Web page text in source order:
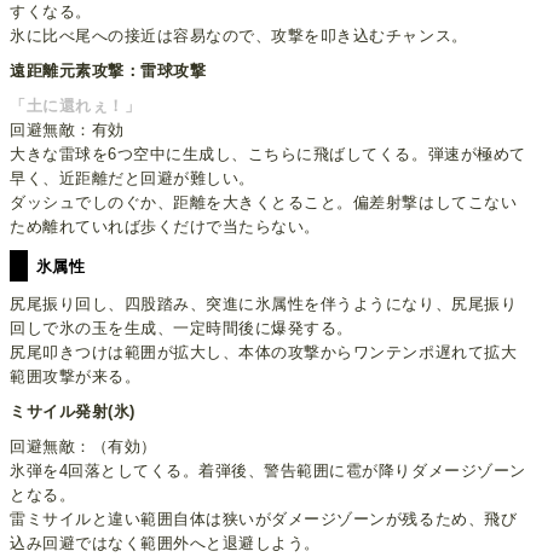
すくなる。
氷に比べ尾への接近は容易なので、攻撃を叩き込むチャンス。
遠距離元素攻撃：雷球攻撃
「土に還れぇ！」
回避無敵：有効
大きな雷球を6つ空中に生成し、こちらに飛ばしてくる。弾速が極めて
早く、近距離だと回避が難しい。
ダッシュでしのぐか、距離を大きくとること。偏差射撃はしてこない
ため離れていれば歩くだけで当たらない。
氷属性
尻尾振り回し、四股踏み、突進に氷属性を伴うようになり、尻尾振り
回しで氷の玉を生成、一定時間後に爆発する。
尻尾叩きつけは範囲が拡大し、本体の攻撃からワンテンポ遅れて拡大
範囲攻撃が来る。
ミサイル発射(氷)
回避無敵：（有効）
氷弾を4回落としてくる。着弾後、警告範囲に雹が降りダメージゾーン
となる。
雷ミサイルと違い範囲自体は狭いがダメージゾーンが残るため、飛び
込み回避ではなく範囲外へと退避しよう。